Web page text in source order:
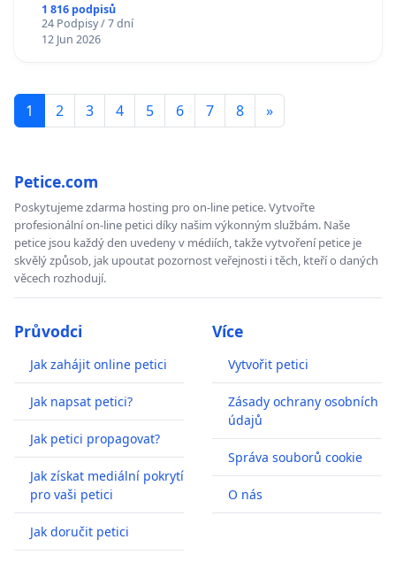
1 816 podpisů
24 Podpisy / 7 dní
12 Jun 2026
1 2 3 4 5 6 7 8 »
Petice.com
Poskytujeme zdarma hosting pro on-line petice. Vytvořte
profesionální on-line petici díky našim výkonným službám. Naše
petice jsou každý den uvedeny v médiích, takže vytvoření petice je
skvělý způsob, jak upoutat pozornost veřejnosti i těch, kteří o daných
věcech rozhodují.
Průvodci
Jak zahájit online petici
Jak napsat petici?
Jak petici propagovat?
Jak získat mediální pokrytí
pro vaši petici
Jak doručit petici
Více
Vytvořit petici
Zásady ochrany osobních
údajů
Správa souborů cookie
O nás